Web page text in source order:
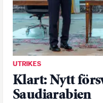
UTRIKES
Klart: Nytt
Saudiarabien